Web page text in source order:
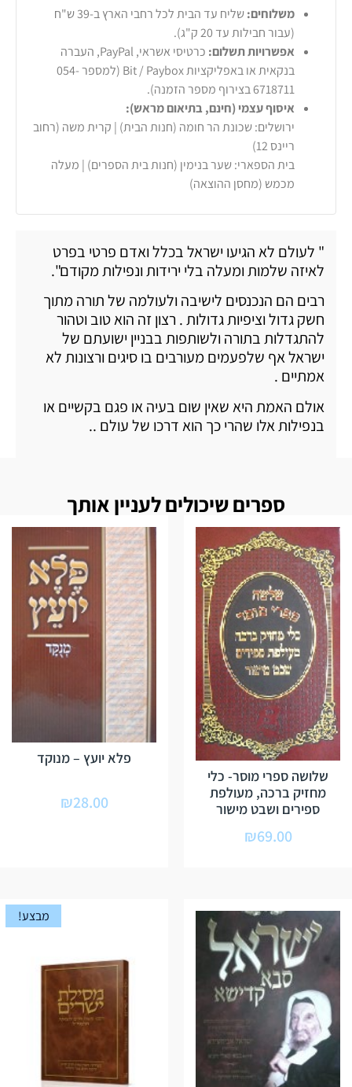
משלוחים:
שליח עד הבית לכל רחבי הארץ ב-39 ש"ח
(עבור חבילות עד 20 ק"ג).
אפשרויות תשלום:
כרטיסי אשראי, PayPal, העברה
בנקאית או באפליקציות Bit / Paybox (למספר 054-
6718711 בצירוף מספר הזמנה).
איסוף עצמי (חינם, בתיאום מראש):
ירושלים: שכונת הר חומה (חנות הבית) | קרית משה (רחוב
ריינס 12)
בית הספארי: שער בנימין (חנות בית הספרים) | מעלה
מכמש (מחסן ההוצאה)
" לעולם לא הגיעו ישראל בכלל ואדם פרטי בפרט
לאיזה שלמות ומעלה בלי ירידות ונפילות מקודם".
רבים הם הנכנסים לישיבה ולעולמה של תורה מתוך
חשק גדול וציפיות גדולות . רצון זה הוא טוב וטהור
להתגדלות בתורה ולשותפות בבניין ישועתם של
ישראל אף שלפעמים מעורבים בו סיגים ורצונות לא
אמתיים .
אולם האמת היא שאין שום בעיה או פגם בקשיים או
בנפילות אלו שהרי כך הוא דרכו של עולם ..
ספרים שיכולים לעניין אותך
שלושה ספרי מוסר- כלי
מחזיק ברכה, מעולפת
ספירים ושבט מישור
₪69.00
פלא יועץ – מנוקד
₪28.00
מבצע!